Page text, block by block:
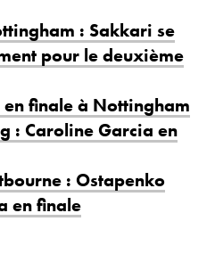
: Sakkari se
pour le deuxième
finale à Nottingham
: Caroline Garcia en
: Ostapenko
en finale